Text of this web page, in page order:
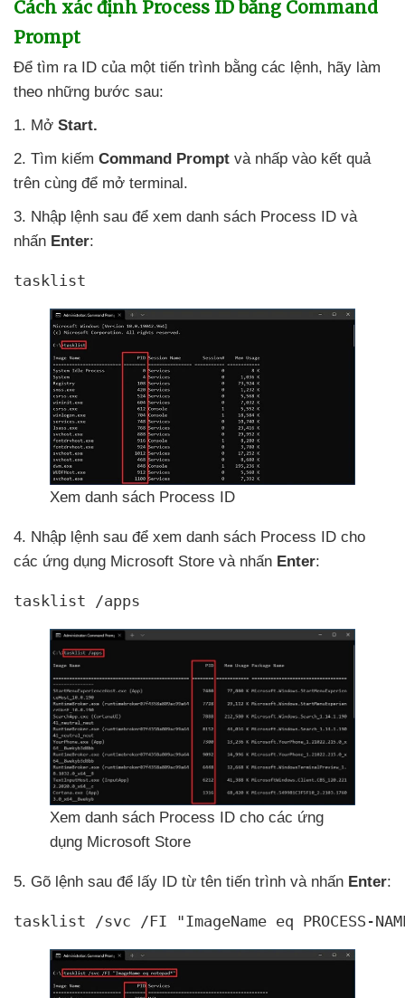
Cách xác định Process ID bằng Command
Prompt
Để tìm ra ID của một tiến trình bằng các lệnh, hãy làm
theo những bước sau:
1. Mở Start.
2. Tìm kiếm Command Prompt và nhấp vào kết quả
trên cùng để mở terminal.
3. Nhập lệnh sau để xem danh sách Process ID và
nhấn Enter:
tasklist
Xem danh sách Process ID
4. Nhập lệnh sau để xem danh sách Process ID cho
các ứng dụng Microsoft Store và nhấn Enter:
tasklist /apps
Xem danh sách Process ID cho các ứng
dụng Microsoft Store
5. Gõ lệnh sau để lấy ID từ tên tiến trình và nhấn Enter:
tasklist /svc /FI "ImageName eq PROCESS-